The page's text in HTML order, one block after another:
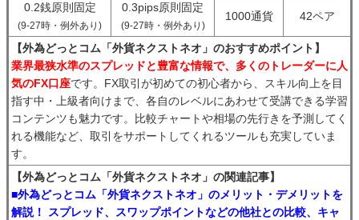
0.2銭原則固定
(9-27時・例外あり)
0.3pips原則固定
(9-27時・例外あり)
1000通貨 42ペア
【外為どっとコム「外貨ネクストネオ」のおすすめポイント】
業界最狭水準のスプレッドと豊富な情報で、多くのトレーダーに人
気のFX口座です。FX取引が初めての初心者から、スキル向上を目
指す中・上級者向けまで、各自のレベルにあわせて受講できる学習
コンテンツも魅力です。比較チャートや相場の先行きを予測してく
れる機能など、取引をサポートしてくれるツールも充実していま
す。
【外為どっとコム「外貨ネクストネオ」の関連記事】
■外為どっとコム「外貨ネクストネオ」のメリット・デメリットを
解説！ スプレッド、スワップポイントなどの他社との比較、キャ